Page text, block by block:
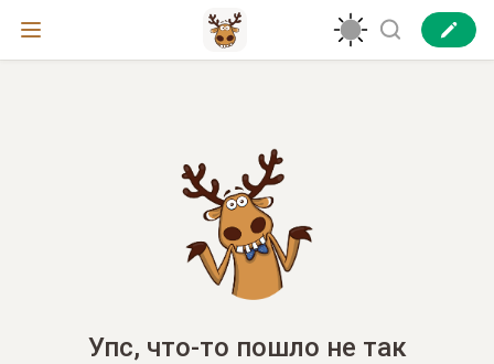
Упс, что-то пошло не так